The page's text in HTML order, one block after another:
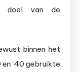
doel van de
binnen het
en ’40 gebruikte